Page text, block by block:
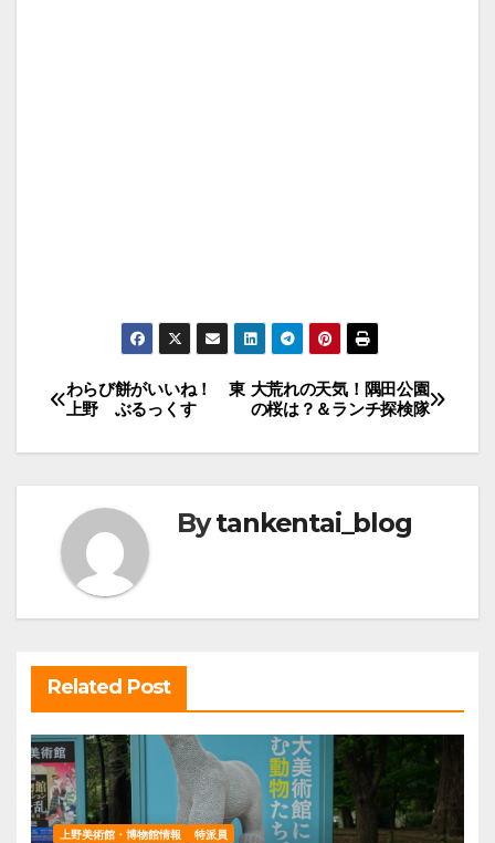
投
ナ
ゲ
ー
シ
ョ
ン
大荒れの天気！隅田公園
の桜は？＆ランチ探検隊
わらび餅がいいね！ 東
上野 ぶるっくす
Bytankentai_blog
Related Post
上野美術館・博物館情報 特派員